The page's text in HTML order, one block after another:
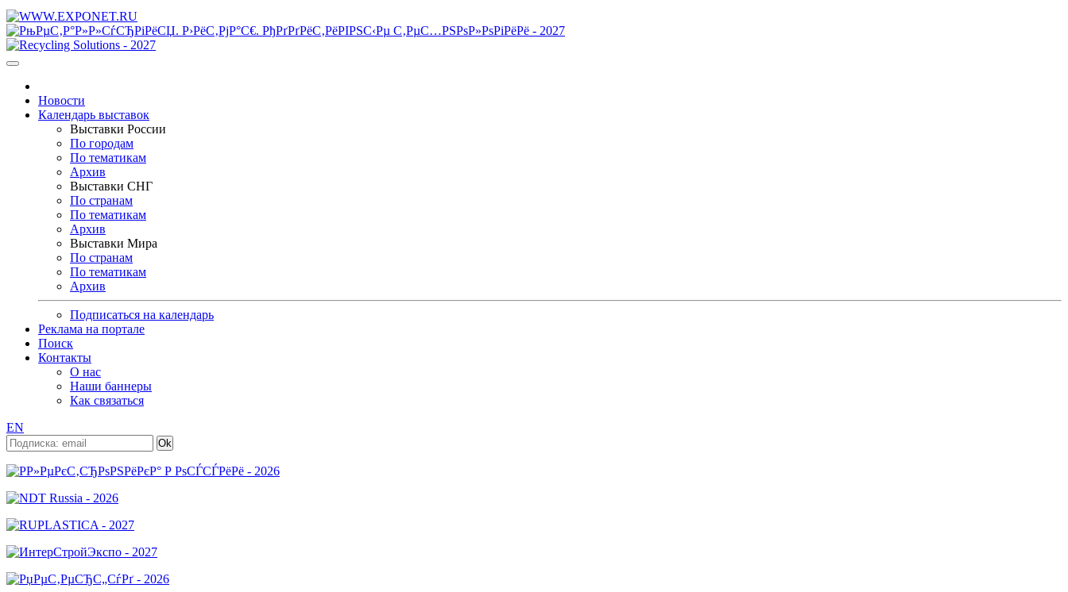
Новости
Календарь выставок
Выставки России
По городам
По тематикам
Архив
Выставки СНГ
По странам
По тематикам
Архив
Выставки Мира
По странам
По тематикам
Архив
Подписаться на календарь
Реклама на портале
Поиск
Контакты
О нас
Наши баннеры
Как связаться
EN